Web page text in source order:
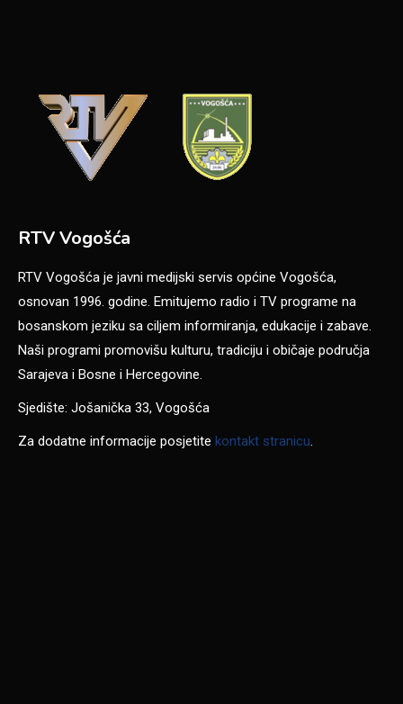
RTV Vogošća
RTV Vogošća je javni medijski servis općine Vogošća,
osnovan 1996. godine. Emitujemo radio i TV programe na
bosanskom jeziku sa ciljem informiranja, edukacije i zabave.
Naši programi promovišu kulturu, tradiciju i običaje područja
Sarajeva i Bosne i Hercegovine.
Sjedište: Jošanička 33, Vogošća
Za dodatne informacije posjetite kontakt stranicu.